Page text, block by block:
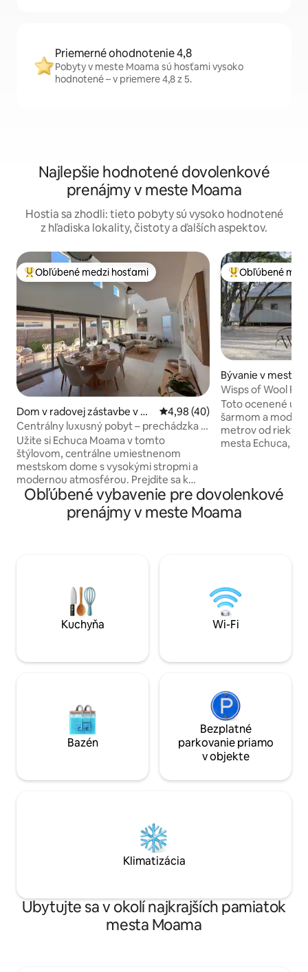
Priemerné ohodnotenie 4,8
Pobyty v meste Moama sú hosťami vysoko
hodnotené – v priemere 4,8 z 5.
Najlepšie hodnotené dovolenkové
prenájmy v meste Moama
Hostia sa zhodli: tieto pobyty sú vysoko hodnotené
z hľadiska lokality, čistoty a ďalších aspektov.
Najobľúbenejšie medzi hosťami
Obľúbené medzi hosťami
Dom v radovej zástavbe v m
este Moama
Priemerné ohodnotenie 4,98
4,98 (40)
Centrálny luxusný pobyt – prechádzka k
rieke Murray
Užite si Echuca Moama v tomto
štýlovom, centrálne umiestnenom
mestskom dome s vysokými stropmi a
modernou atmosférou. Prejdite sa k
rieke Murray, trhom a bowlingovému
klubu Moama alebo prejdite cez most
(2,3 km) do historického prístavu Echuca.
prízemí sa nachádza otvorený obývací
priestor s otvorením do vonkajšej časti,
práčovňa, ďalšia toaleta a pripojená
garáž. Ideálne pre rodiny alebo až 3 páry.
Najobľúbenejšie
Obľúbené
Bývanie v meste
ry
Wisps of Wool
bazén
Toto ocenené
šarmom a
metrov od rieky
mesta Echuca,
kríky, uzavretou
pod holým
vykurovaným
Retreat je ideálne
Obľúbené vybavenie pre dovolenkové
prenájmy v meste Moama
Kuchyňa Wi-Fi
Bazén
Bezplatné
parkovanie priamo
v objekte
Klimatizácia
Ubytujte sa v okolí najkrajších pamiatok
mesta Moama